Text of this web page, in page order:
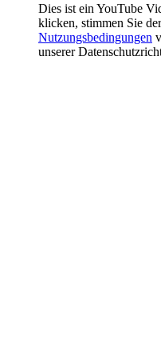
Dies ist ein YouTube
klicken, stimmen Sie
Nutzungsbedingungen
unserer